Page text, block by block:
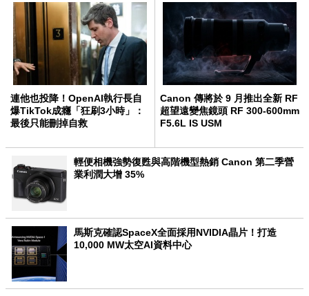
連他也投降！OpenAI執行長自
爆TikTok成癮「狂刷3小時」：
最後只能刪掉自救
Canon 傳將於 9 月推出全新 RF
超望遠變焦鏡頭 RF 300-600mm
F5.6L IS USM
輕便相機強勢復甦與高階機型熱銷 Canon 第二季營
業利潤大增 35%
馬斯克確認SpaceX全面採用NVIDIA晶片！打造
10,000 MW太空AI資料中心